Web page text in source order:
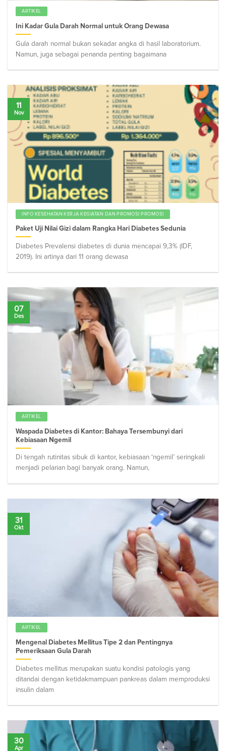
ARTIKEL
Ini Kadar Gula Darah Normal untuk Orang Dewasa
Gula darah normal bukan sekadar angka di hasil laboratorium.
Namun, juga sebagai penanda penting bagaimana
INFO KESEHATAN KERJA KEGIATAN DAN PROMOSI PROMOSI
Paket Uji Nilai Gizi dalam Rangka Hari Diabetes Sedunia
Diabetes Prevalensi diabetes di dunia mencapai 9,3% (IDF,
2019). Ini artinya dari 11 orang dewasa
11
Nov
ARTIKEL
Waspada Diabetes di Kantor: Bahaya Tersembunyi dari
Kebiasaan Ngemil
Di tengah rutinitas sibuk di kantor, kebiasaan ‘ngemil’ seringkali
menjadi pelarian bagi banyak orang. Namun,
07
Des
ARTIKEL
Mengenal Diabetes Mellitus Tipe 2 dan Pentingnya
Pemeriksaan Gula Darah
Diabetes mellitus merupakan suatu kondisi patologis yang
ditandai dengan ketidakmampuan pankreas dalam memproduksi
insulin dalam
31
Okt
30
Apr